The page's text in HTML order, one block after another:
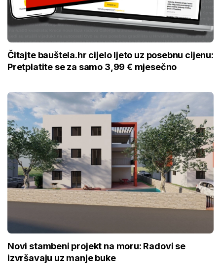
Čitajte bauštela.hr cijelo ljeto uz posebnu cijenu:
Pretplatite se za samo 3,99 € mjesečno
Novi stambeni projekt na moru: Radovi se
izvršavaju uz manje buke